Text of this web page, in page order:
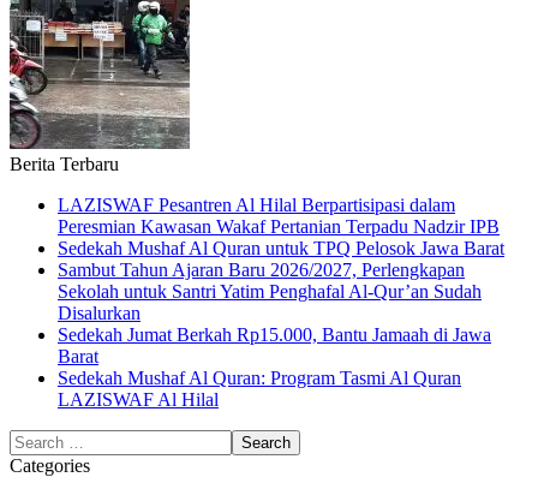
Berita Terbaru
LAZISWAF Pesantren Al Hilal Berpartisipasi dalam
Peresmian Kawasan Wakaf Pertanian Terpadu Nadzir IPB
Sedekah Mushaf Al Quran untuk TPQ Pelosok Jawa Barat
Sambut Tahun Ajaran Baru 2026/2027, Perlengkapan
Sekolah untuk Santri Yatim Penghafal Al-Qur’an Sudah
Disalurkan
Sedekah Jumat Berkah Rp15.000, Bantu Jamaah di Jawa
Barat
Sedekah Mushaf Al Quran: Program Tasmi Al Quran
LAZISWAF Al Hilal
Categories